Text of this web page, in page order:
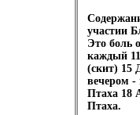
участии
Это боль
каждый
(скит) 15
вечером -
Птаха 18
Птаха.